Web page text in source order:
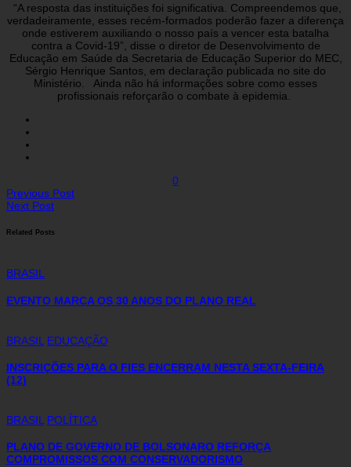
“A resposta das instituições foi significativa. Compreendemos que,
verdadeiramente, esses recém-formados poderão fazer a diferença
onde estiverem auxiliando o nosso país a vencer esta batalha
contra a Covid-19”, disse o diretor de Desenvolvimento de
Educação em Saúde da Secretaria de Educação Superior do MEC,
Sérgio Henrique Santos, em declaração publicada no site do
Ministério. Ainda não há informações sobre como esses
profissionais reforçarão o combate à epidemia.
0
Previous Post
Next Post
Related Posts
BRASIL
EVENTO MARCA OS 30 ANOS DO PLANO REAL
BRASIL EDUCAÇÃO
INSCRIÇÕES PARA O FIES ENCERRAM NESTA SEXTA-FEIRA
(12)
BRASIL POLÍTICA
PLANO DE GOVERNO DE BOLSONARO REFORÇA
COMPROMISSOS COM CONSERVADORISMO